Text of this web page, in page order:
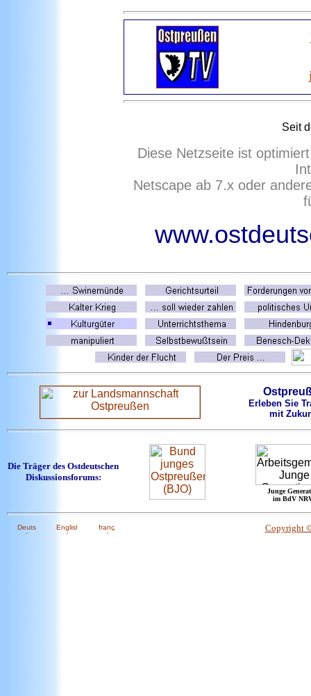
Seit
Diese Netzseite ist
Netscape ab 7.x oder
Erleben Sie
mit
Die Träger des Ostdeutschen
Diskussionsforums:
Junge
im BdV
Copyright